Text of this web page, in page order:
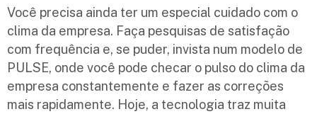
Você precisa ainda ter um especial cuidado com o
clima da empresa. Faça pesquisas de satisfação
com frequência e, se puder, invista num modelo de
PULSE, onde você pode checar o pulso do clima da
empresa constantemente e fazer as correções
mais rapidamente. Hoje, a tecnologia traz muita